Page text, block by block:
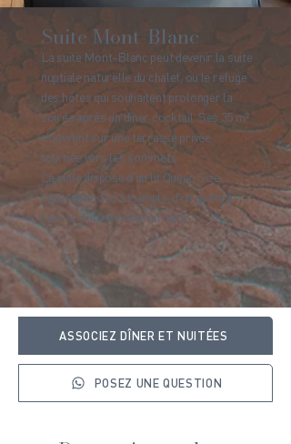
Suite Mont-Blanc
La suite Mont-Blanc peut devenir la suite
nuptiale naturelle du chalet, ou le refuge
des hôtes qui souhaitent prolonger la
soirée après un dîner cocktail. Ses 35 m²
s’ouvrent sur une terrasse privée
tournée vers les sommets.
La suite dispose d’un lit Queen Size
séparable, d’un lit simple, d’un poêle à
bois et d’un hammam privatif.
ASSOCIEZ DÎNER ET NUITÉES
POSEZ UNE QUESTION